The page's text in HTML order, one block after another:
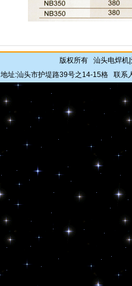
版权所有 汕头电焊机
地址:汕头市护堤路39号之14-15格 联